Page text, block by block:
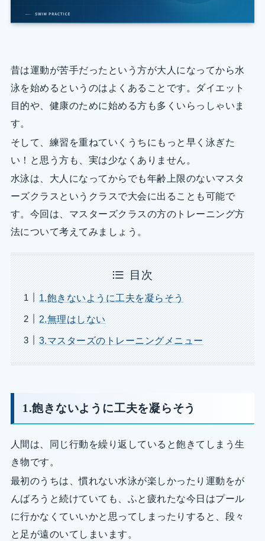
昔は運動が苦手だったという方が大人になってから水
泳を始めるというのはよくあることです。ダイエット
目的や、健康のために始める方も多くいらっしゃいま
す。
そして、練習を重ねていくうちにもっと早く泳ぎた
い！と思う方も、実は少なくありません。
水泳は、大人になってからでも年齢上限のないマスタ
ーズクラスというクラスで大会に出ることも可能で
す。今回は、マスターズクラスの方のトレーニング方
法について考えてみましょう。
目次
1.飽きないように工夫を凝らそう
2.無理はしない
3.マスターズのトレーニングメニュー
1.飽きないように工夫を凝らそう
人間は、同じ行動を繰り返していると飽きてしまう生
き物です。
最初のうちは、慣れない水泳が楽しかったり運動をが
んばろうと続けていても、ふと疲れたな今日はプール
に行かなくていいかと思ってしまったりすると、段々
と足が遠のいてしまいます。